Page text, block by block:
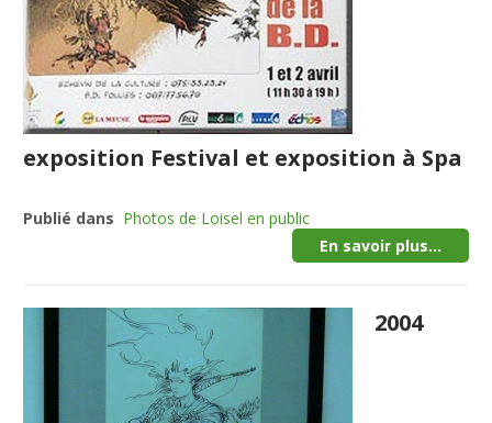
exposition Festival et exposition à Spa
Publié dans Photos de Loisel en public
En savoir plus...
2004